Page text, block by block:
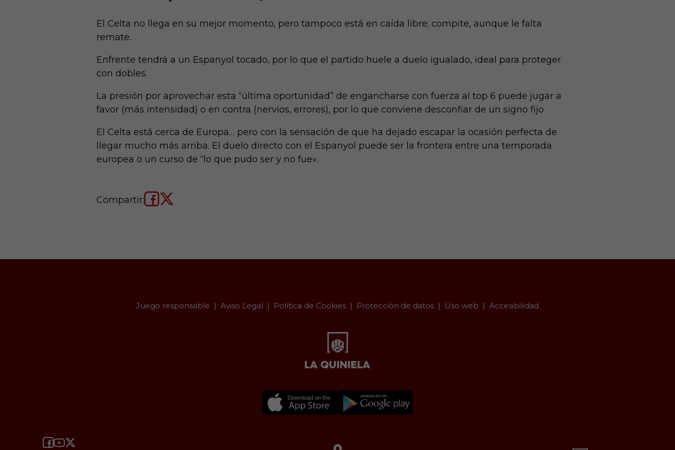
El Celta no llega en su mejor momento, pero tampoco está en caída libre; compite, aunque le falta
remate.
Enfrente tendrá a un Espanyol tocado, por lo que el partido huele a duelo igualado, ideal para proteger
con dobles.
La presión por aprovechar esta “última oportunidad” de engancharse con fuerza al top 6 puede jugar a
favor (más intensidad) o en contra (nervios, errores), por lo que conviene desconfiar de un signo fijo.
El Celta está cerca de Europa… pero con la sensación de que ha dejado escapar la ocasión perfecta de
llegar mucho más arriba. El duelo directo con el Espanyol puede ser la frontera entre una temporada
europea o un curso de “lo que pudo ser y no fue».
Compartir:
Juego responsable Aviso Legal Política de Cookies Protección de datos Uso web Accesibilidad